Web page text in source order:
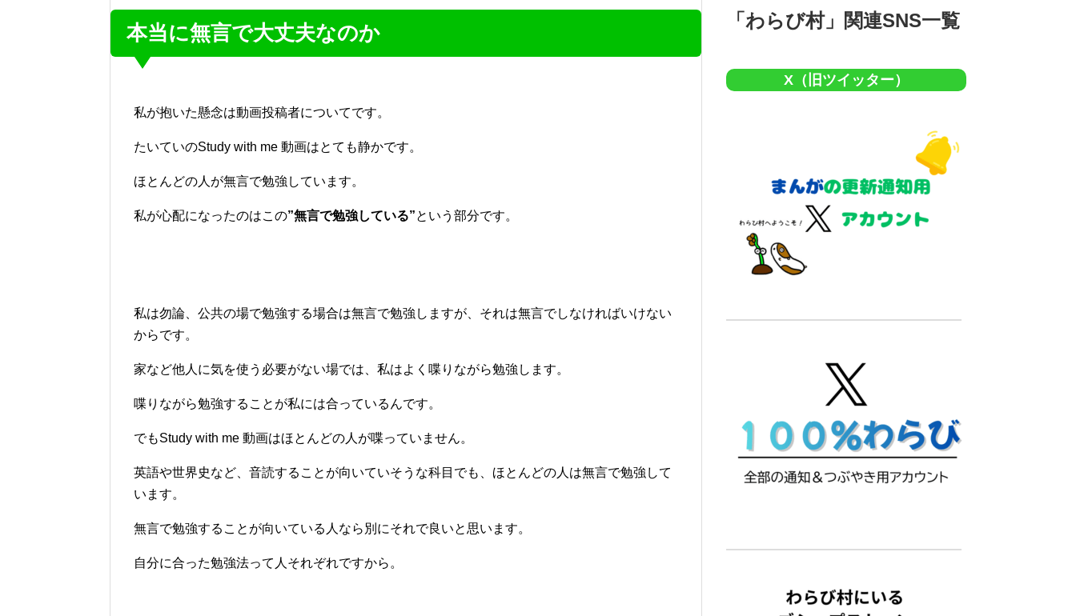
本当に無言で大丈夫なのか
私が抱いた懸念は動画投稿者についてです。
たいていのStudy with me 動画はとても静かです。
ほとんどの人が無言で勉強しています。
私が心配になったのはこの”無言で勉強している”という部分です。
私は勿論、公共の場で勉強する場合は無言で勉強しますが、それは無言でしなければいけない
からです。
家など他人に気を使う必要がない場では、私はよく喋りながら勉強します。
喋りながら勉強することが私には合っているんです。
でもStudy with me 動画はほとんどの人が喋っていません。
英語や世界史など、音読することが向いていそうな科目でも、ほとんどの人は無言で勉強して
います。
無言で勉強することが向いている人なら別にそれで良いと思います。
自分に合った勉強法って人それぞれですから。
「わらび村」関連SNS一覧
X（旧ツイッター）